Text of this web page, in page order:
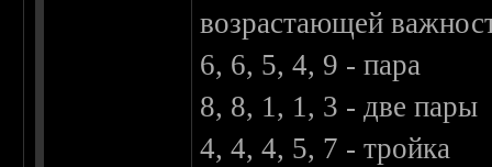
возрастающей
6, 6, 5, 4, 9 - пара
8, 8, 1, 1, 3 - две пары
4, 4, 4, 5, 7 - тройка